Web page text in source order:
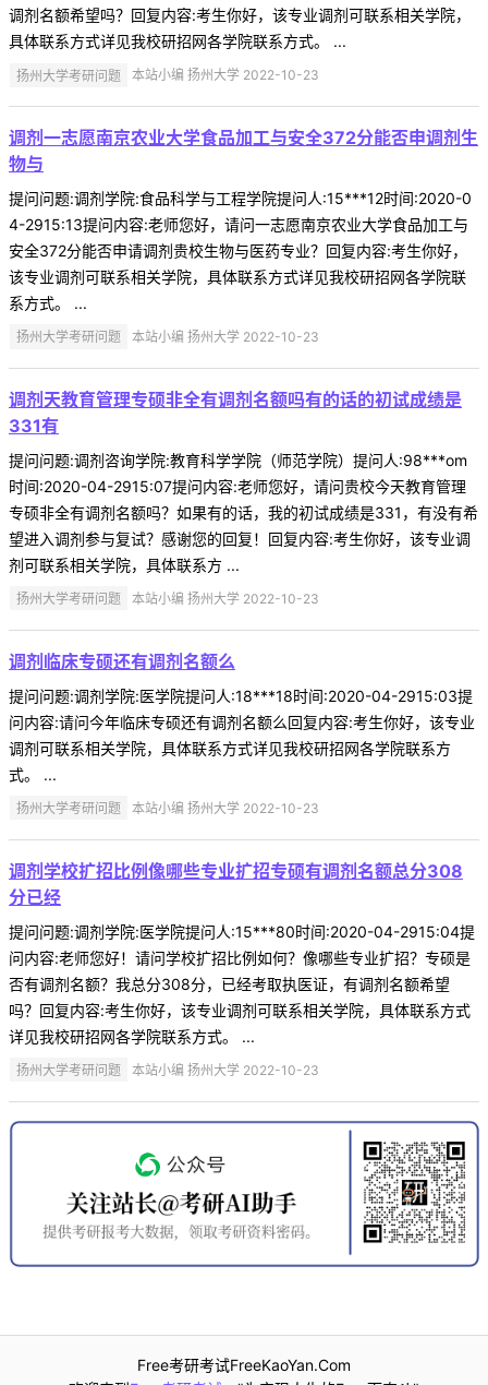
调剂名额希望吗？回复内容:考生你好，该专业调剂可联系相关学院，
具体联系方式详见我校研招网各学院联系方式。 ...
扬州大学考研问题 本站小编 扬州大学 2022-10-23
调剂一志愿南京农业大学食品加工与安全372分能否申调剂生
物与
提问问题:调剂学院:食品科学与工程学院提问人:15***12时间:2020-0
4-2915:13提问内容:老师您好，请问一志愿南京农业大学食品加工与
安全372分能否申请调剂贵校生物与医药专业？回复内容:考生你好，
该专业调剂可联系相关学院，具体联系方式详见我校研招网各学院联
系方式。 ...
扬州大学考研问题 本站小编 扬州大学 2022-10-23
调剂天教育管理专硕非全有调剂名额吗有的话的初试成绩是
331有
提问问题:调剂咨询学院:教育科学学院（师范学院）提问人:98***om
时间:2020-04-2915:07提问内容:老师您好，请问贵校今天教育管理
专硕非全有调剂名额吗？如果有的话，我的初试成绩是331，有没有希
望进入调剂参与复试？感谢您的回复！回复内容:考生你好，该专业调
剂可联系相关学院，具体联系方 ...
扬州大学考研问题 本站小编 扬州大学 2022-10-23
调剂临床专硕还有调剂名额么
提问问题:调剂学院:医学院提问人:18***18时间:2020-04-2915:03提
问内容:请问今年临床专硕还有调剂名额么回复内容:考生你好，该专业
调剂可联系相关学院，具体联系方式详见我校研招网各学院联系方
式。 ...
扬州大学考研问题 本站小编 扬州大学 2022-10-23
调剂学校扩招比例像哪些专业扩招专硕有调剂名额总分308
分已经
提问问题:调剂学院:医学院提问人:15***80时间:2020-04-2915:04提
问内容:老师您好！请问学校扩招比例如何？像哪些专业扩招？专硕是
否有调剂名额？我总分308分，已经考取执医证，有调剂名额希望
吗？回复内容:考生你好，该专业调剂可联系相关学院，具体联系方式
详见我校研招网各学院联系方式。 ...
扬州大学考研问题 本站小编 扬州大学 2022-10-23
Free考研考试FreeKaoYan.Com